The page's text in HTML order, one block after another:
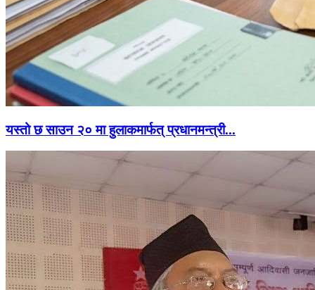
यस्तो छ साउन २० मा हुलाकमार्फत् प्रधानमन्त्री...